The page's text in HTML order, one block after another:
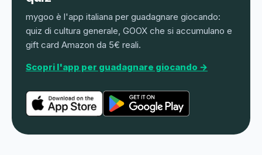
mygoo è l'app italiana per guadagnare giocando:
quiz di cultura generale, GOOX che si accumulano e
gift card Amazon da 5€ reali.
Scopri l'app per guadagnare giocando →